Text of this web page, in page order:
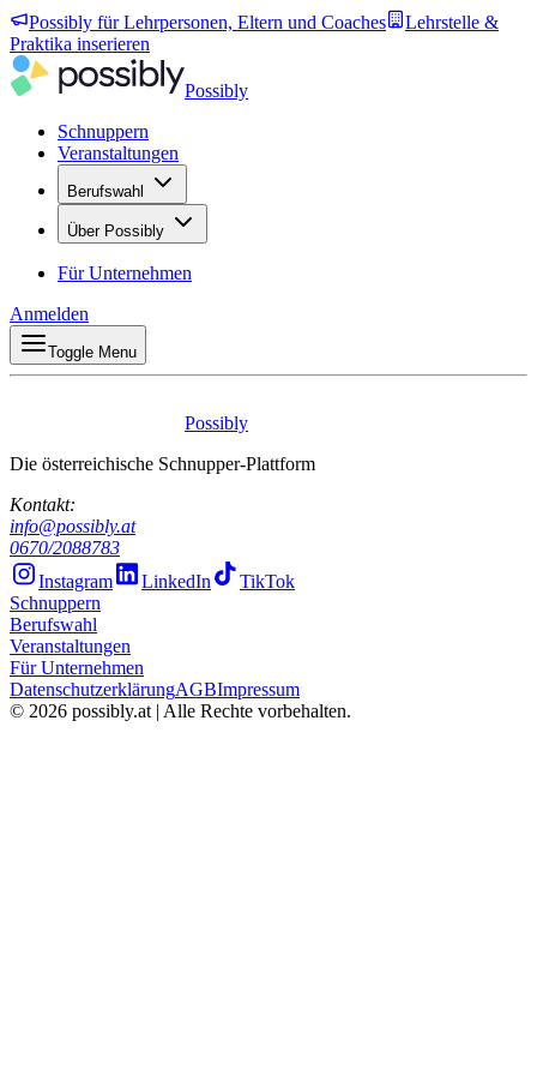
Possibly für Lehrpersonen, Eltern und Coaches
Lehrstelle &
Praktika inserieren
Possibly
Schnuppern
Veranstaltungen
Berufswahl
Über Possibly
Für Unternehmen
Anmelden
Toggle Menu
Possibly
Die österreichische Schnupper-Plattform
Kontakt:
info@possibly.at
0670/2088783
Instagram
LinkedIn
TikTok
Schnuppern
Berufswahl
Veranstaltungen
Für Unternehmen
DatenschutzerklärungAGBImpressum
© 2026 possibly.at | Alle Rechte vorbehalten.